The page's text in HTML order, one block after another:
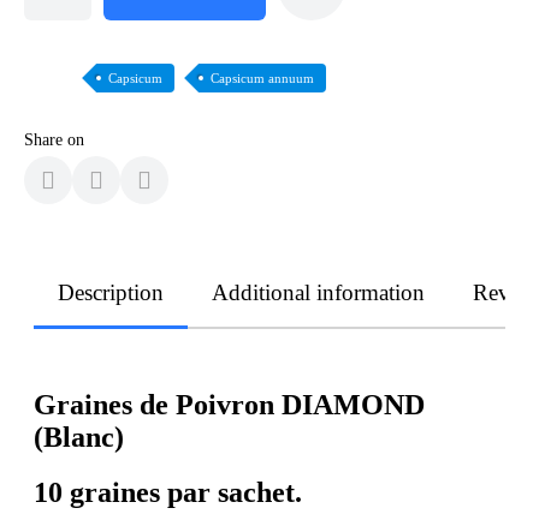
Capsicum Capsicum annuum
Share on
Description Additional information
Graines de Poivron DIAMOND
(Blanc)
10 graines par sachet.